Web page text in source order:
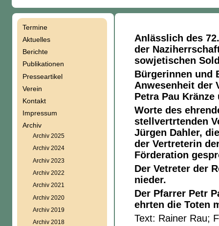
Anlässlich des
der
sowjetischen
Bürgerinnen und
Anwesenheit der
Petra Pau
Worte des
stellvertrtenden
Jürgen Dahler,
der Vertreterin
Förderation
Der Vetreter der
nieder.
Der Pfarrer Petr
ehrten die Toten
Text: Rainer Rau;
Termine
Aktuelles
Berichte
Publikationen
Presseartikel
Verein
Kontakt
Impressum
Archiv
Archiv 2025
Archiv 2024
Archiv 2023
Archiv 2022
Archiv 2021
Archiv 2020
Archiv 2019
Archiv 2018